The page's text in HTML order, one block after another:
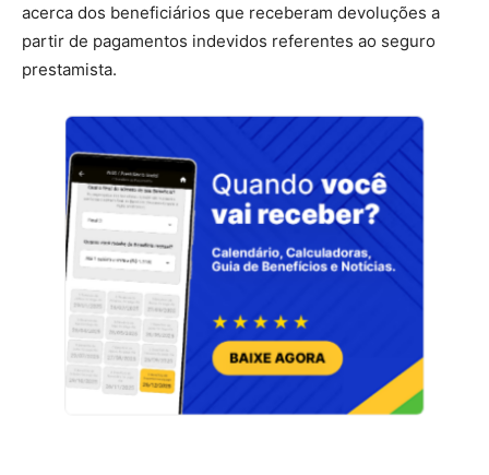
acerca dos beneficiários que receberam devoluções a
partir de pagamentos indevidos referentes ao seguro
prestamista.